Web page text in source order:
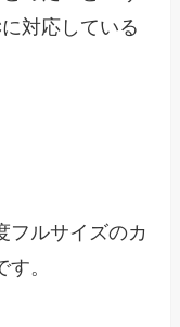
対応している
フルサイズのカ
。